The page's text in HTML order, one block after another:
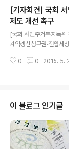
에 대해 정부는 ‘보험료
며 사회적 논의 자체를
하면 된다는 식으로 안
염치하며, 야당 또한 무
[기자회견] 국회 서
제도 개선 촉구
[국회 서민주거복지특위
계약갱신청구권‧전월세
복지특별특위(이하 "특
습니다. 이날 기자회견은
니다. 기자회견 참가자
도 개선및 전월세대책이
0 0 2015. 5.
이 블로그 인기글